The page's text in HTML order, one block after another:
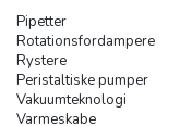
Pipetter
Rotationsfordampere
Rystere
Peristaltiske pumper
Vakuumteknologi
Varmeskabe